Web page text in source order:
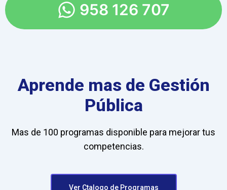
958 126 707
Aprende mas de Gestión
Pública
Mas de 100 programas disponible para mejorar tus
competencias.
Ver Ctalogo de Programas